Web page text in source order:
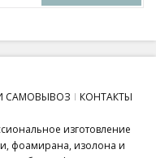
САМОВЫВОЗ КОНТАКТЫ
изготовление
фоамирана, изолона и